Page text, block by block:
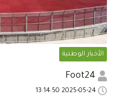
الأخبار الوطنية